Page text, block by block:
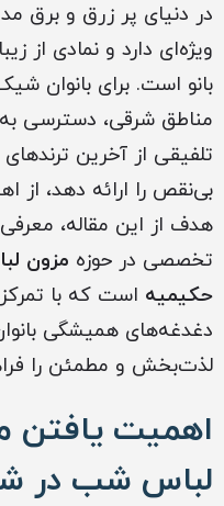
در دنیای پر زرق و برق
ویژه‌ای دارد و نمادی از
بانو است. برای بانوان
مناطق شرقی، دسترسی
تلفیقی از آخرین
بی‌نقص را ارائه دهد، از
هدف از این مقاله،
تخصصی در حوزه مزون
حکیمیه است که با تمرکز
دغدغه‌های همیشگی
لذت‌بخش و مطمئن را
اهمیت
لباس شب در